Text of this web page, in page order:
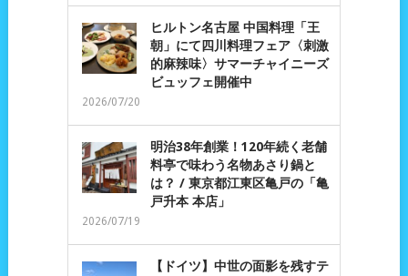
ヒルトン名古屋 中国料理「王
朝」にて四川料理フェア〈刺激
的麻辣味〉サマーチャイニーズ
ビュッフェ開催中
2026/07/20
明治38年創業！120年続く老舗
料亭で味わう名物あさり鍋と
は？ / 東京都江東区亀戸の「亀
戸升本 本店」
2026/07/19
【ドイツ】中世の面影を残すテ